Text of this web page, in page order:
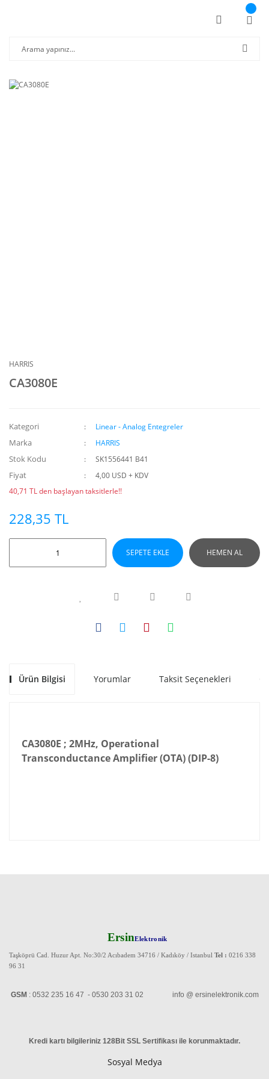
HARRIS
CA3080E
Kategori Linear - Analog Entegreler
Marka HARRIS
Stok Kodu SK1556441 B41
Fiyat
4,00 USD + KDV
40,71 TL den başlayan taksitlerle!!
228,35 TL
SEPETE EKLE HEMEN AL
Ürün Bilgisi Yorumlar Taksit Seçenekleri
CA3080E ; 2MHz, Operational
Transconductance Amplifier (OTA) (DIP-8)
ErsinElektronik
Taşköprü Cad. Huzur Apt. No:30/2 Acıbadem 34716 / Kadıköy / Istanbul Tel : 0216 338
96 31
GSM : 0532 235 16 47 - 0530 203 31 02 info @ ersinelektronik.com
Kredi kartı bilgileriniz 128Bit SSL Sertifikası ile korunmaktadır.
Sosyal Medya